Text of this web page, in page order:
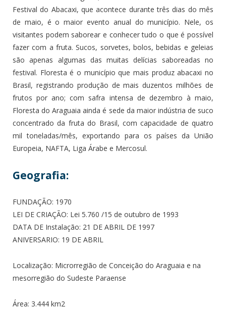
Festival do Abacaxi, que acontece durante três dias do mês
de maio, é o maior evento anual do município. Nele, os
visitantes podem saborear e conhecer tudo o que é possível
fazer com a fruta. Sucos, sorvetes, bolos, bebidas e geleias
são apenas algumas das muitas delícias saboreadas no
festival. Floresta é o município que mais produz abacaxi no
Brasil, registrando produção de mais duzentos milhões de
frutos por ano; com safra intensa de dezembro à maio,
Floresta do Araguaia ainda é sede da maior indústria de suco
concentrado da fruta do Brasil, com capacidade de quatro
mil toneladas/mês, exportando para os países da União
Europeia, NAFTA, Liga Árabe e Mercosul.
Geografia:
FUNDAÇÃO: 1970
LEI DE CRIAÇÃO: Lei 5.760 /15 de outubro de 1993
DATA DE Instalação: 21 DE ABRIL DE 1997
ANIVERSARIO: 19 DE ABRIL
Localização: Microrregião de Conceição do Araguaia e na
mesorregião do Sudeste Paraense
Área: 3.444 km2